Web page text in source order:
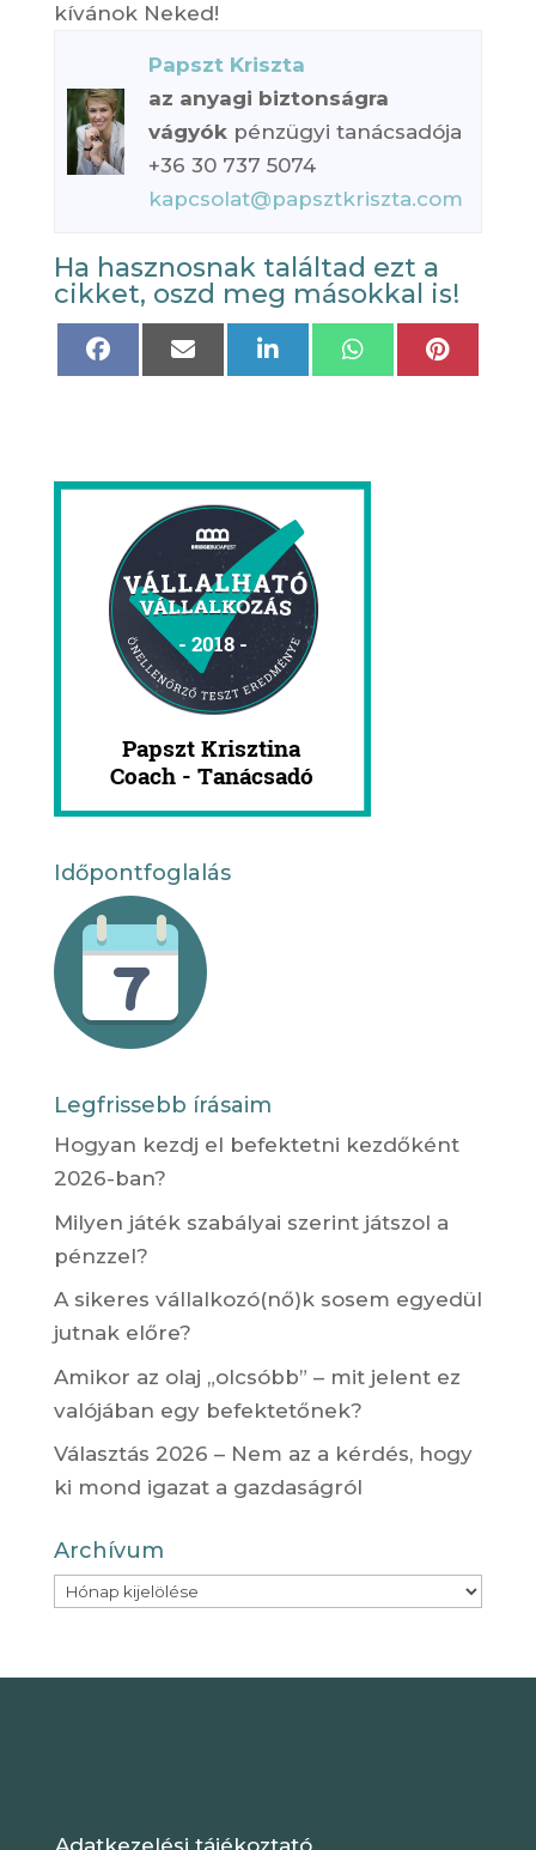
kívánok Neked!
Papszt Kriszta
az anyagi biztonságra
vágyókpénzügyi tanácsadója
+36 30 737 5074
kapcsolat@papsztkriszta.com
Ha hasznosnak találtad ezt a
cikket, oszd meg másokkal is!
Share
Share
Share
Share
Share
Időpontfoglalás
Legfrissebb írásaim
Hogyan kezdj el befektetni kezdőként
2026-ban?
Milyen játék szabályai szerint játszol a
pénzzel?
A sikeres vállalkozó(nő)k sosem egyedül
jutnak előre?
Amikor az olaj „olcsóbb” – mit jelent ez
valójában egy befektetőnek?
Választás 2026 – Nem az a kérdés, hogy
ki mond igazat a gazdaságról
Archívum
Archívum